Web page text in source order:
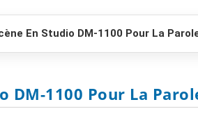
En Studio DM-1100 Pour La
DM-1100 Pour La